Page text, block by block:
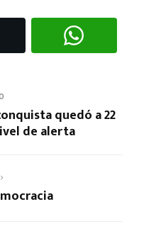
quedó a 22
de alerta